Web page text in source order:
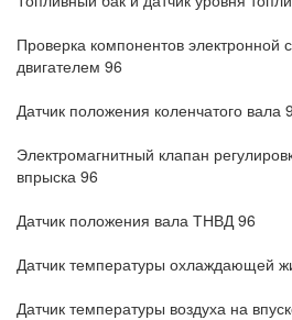
Проверка компонентов электронной
двигателем 96
Датчик положения коленчатого вала
Электромагнитный клапан
впрыска 96
Датчик положения вала ТНВД 96
Датчик температуры охлаждающей
Датчик температуры воздуха на